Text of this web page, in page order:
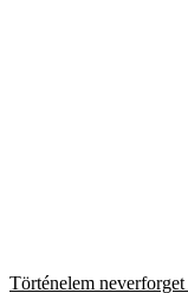
Történelem neverforget